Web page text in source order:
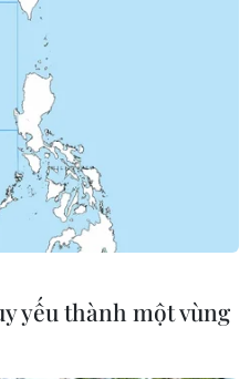
yếu thành một vùng